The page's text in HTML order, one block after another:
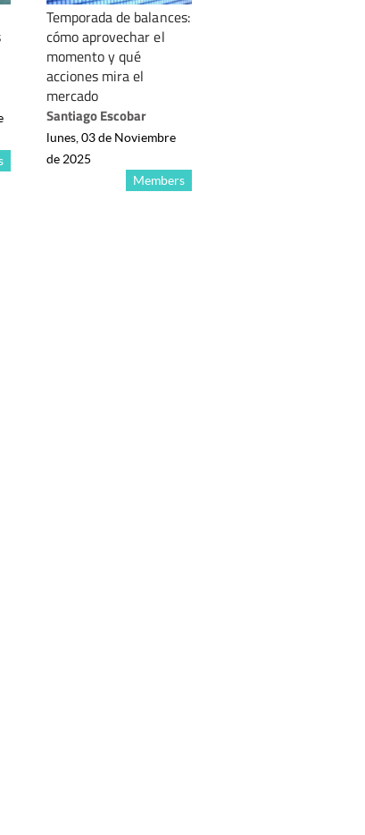
Temporada de balances:
cómo aprovechar el
momento y qué
acciones mira el
mercado
Santiago Escobar
Members
lunes, 03 de Noviembre
de 2025